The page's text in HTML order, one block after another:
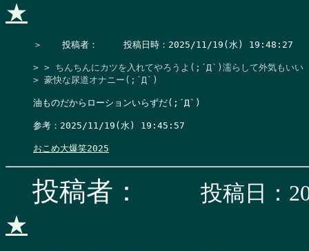
★
＞　  投稿者：　   投稿日時：2025/11/19(水)
> > ちんちんにカツを入れてやろうよ(;´Д`)濡らして外気もいい
> 豪快な尿道オナニー(;´Д`)
油ものだからローションいらずだ(;´Д`)
参考：2025/11/19(水) 19:45:57
おこめ大爆笑2025
投稿者：
投稿日：
★